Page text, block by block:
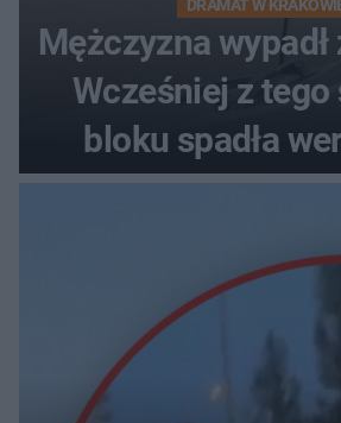
DRAMAT W
Mężczyzna
Wcześniej z tego
bloku spadła
pościelą